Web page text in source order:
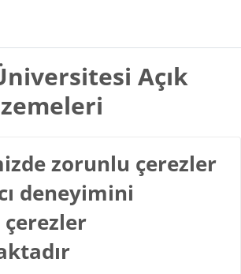
Açık
zorunlu çerezler
deneyimini